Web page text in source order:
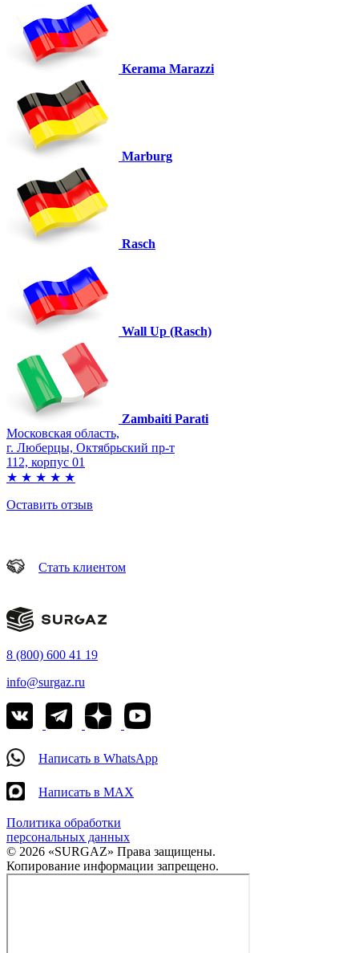
Kerama Marazzi
Marburg
Rasch
Wall Up (Rasch)
Zambaiti Parati
Московская область,
г. Люберцы, Октябрьский пр-т
112, корпус 01
★ ★ ★ ★ ★
Оставить отзыв
Стать клиентом
8 (800) 600 41 19
info@surgaz.ru
Написать в WhatsApp
Написать в MAX
Политика обработки
персональных данных
© 2026 «SURGAZ» Права защищены.
Копирование информации запрещено.